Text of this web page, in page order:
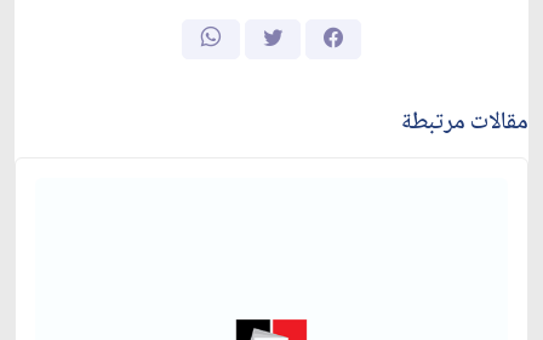
مقالات مرتبطة